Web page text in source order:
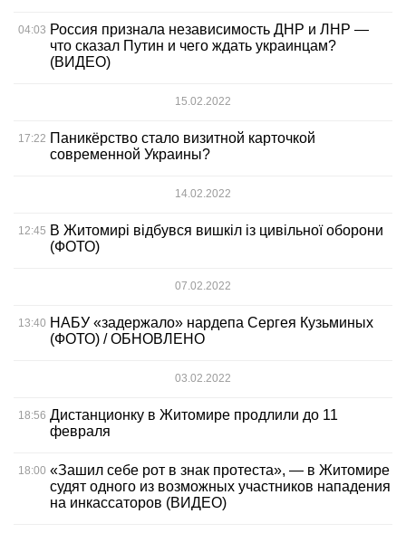
04:03 Россия признала независимость ДНР и ЛНР —
что сказал Путин и чего ждать украинцам?
(ВИДЕО)
15.02.2022
17:22 Паникёрство стало визитной карточкой
современной Украины?
14.02.2022
12:45 В Житомирі відбувся вишкіл із цивільної оборони
(ФОТО)
07.02.2022
13:40 НАБУ «задержало» нардепа Сергея Кузьминых
(ФОТО) / ОБНОВЛЕНО
03.02.2022
18:56 Дистанционку в Житомире продлили до 11
февраля
18:00 «Зашил себе рот в знак протеста», — в Житомире
судят одного из возможных участников нападения
на инкассаторов (ВИДЕО)